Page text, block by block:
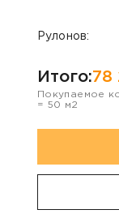
Рулонов:
Итого:78
Покупаемое
= 50 м2